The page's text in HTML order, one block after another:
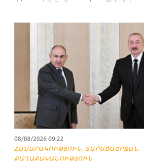
08/08/2026 09:22
ՀԱՍԱՐԱԿՈՒԹՅՈՒՆ, ՏԱՐԱԾԱՇՐՋԱՆ,
ՔԱՂԱՔԱԿԱՆՈՒԹՅՈՒՆ